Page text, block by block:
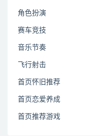
角色扮演
赛车竞技
音乐节奏
飞行射击
首页怀旧推荐
首页恋爱养成
首页推荐游戏